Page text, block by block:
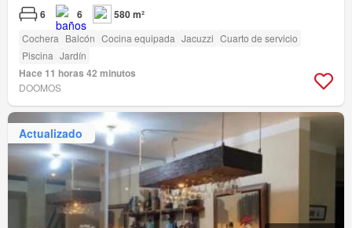
6 6 580 m²
Cochera Balcón Cocina equipada Jacuzzi Cuarto de servicio
Piscina Jardín
Hace 11 horas 42 minutos
DOOMOS
Actualizado